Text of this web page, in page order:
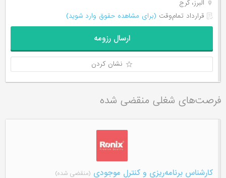
البرز، کرج
قرارداد تمام‌وقت (برای مشاهده حقوق وارد شوید)
ارسال رزومه
نشان کردن
فرصت‌های شغلی منقضی شده
کارشناس برنامه‌ریزی و کنترل موجودی (منقضی شده)